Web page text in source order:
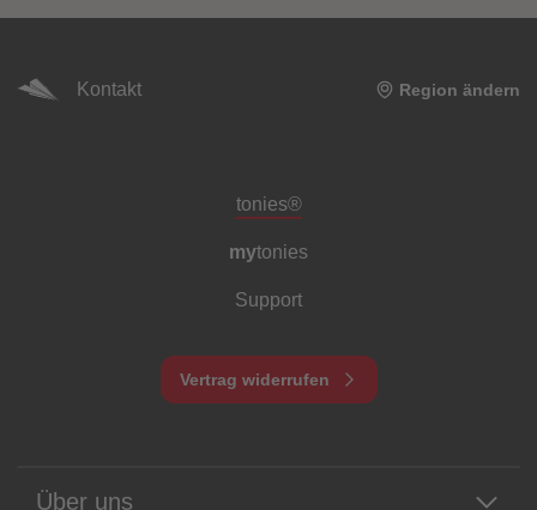
Kontakt Region ändern
Meta-Navigation Footer
tonies®
mytonies
Support
Vertrag widerrufen
Über uns